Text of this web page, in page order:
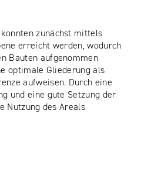
zunächst mittels
erreicht werden, wodurch
Bauten aufgenommen
optimale Gliederung als
aufweisen. Durch eine
und eine gute Setzung der
Nutzung des Areals